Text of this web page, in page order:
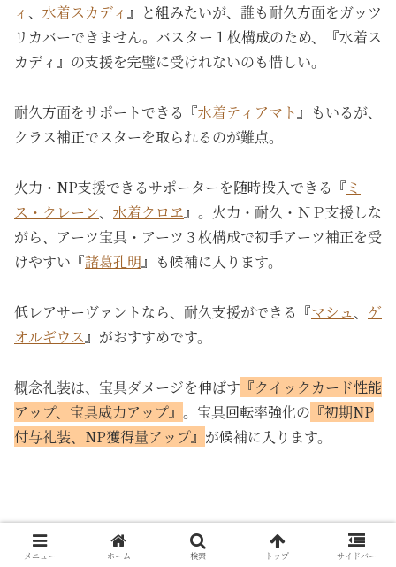
ィ 、 水着スカディ 』と組みたいが、誰も耐久方面をガッツ
リカバーできません。バスター１枚構成のため、『水着ス
カディ』の支援を完璧に受けれないのも惜しい。
耐久方面をサポートできる『水着ティアマト』もいるが、
クラス補正でスターを取られるのが難点。
火力・NP支援できるサポーターを随時投入できる『 ミ
ス・クレーン、 水着クロヱ』。火力・耐久・ＮＰ支援しな
がら、アーツ宝具・アーツ３枚構成で初手アーツ補正を受
けやすい『諸葛孔明』も候補に入ります。
低レアサーヴァントなら、耐久支援ができる『マシュ、 ゲ
オルギウス』がおすすめです。
概念礼装は、宝具ダメージを伸ばす 『クイックカード性能
アップ、宝具威力アップ』 。宝具回転率強化の 『初期NP
付与礼装、NP獲得量アップ』 が候補に入ります。
メニュー ホーム 検索 トップ サイドバー